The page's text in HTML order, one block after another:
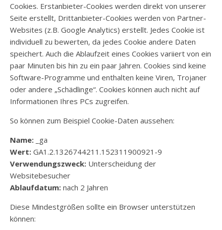
Cookies. Erstanbieter-Cookies werden direkt von unserer
Seite erstellt, Drittanbieter-Cookies werden von Partner-
Websites (z.B. Google Analytics) erstellt. Jedes Cookie ist
individuell zu bewerten, da jedes Cookie andere Daten
speichert. Auch die Ablaufzeit eines Cookies variiert von ein
paar Minuten bis hin zu ein paar Jahren. Cookies sind keine
Software-Programme und enthalten keine Viren, Trojaner
oder andere „Schädlinge“. Cookies können auch nicht auf
Informationen Ihres PCs zugreifen.
So können zum Beispiel Cookie-Daten aussehen:
Name: _ga
Wert: GA1.2.1326744211.152311900921-9
Verwendungszweck: Unterscheidung der
Websitebesucher
Ablaufdatum: nach 2 Jahren
Diese Mindestgrößen sollte ein Browser unterstützen
können: